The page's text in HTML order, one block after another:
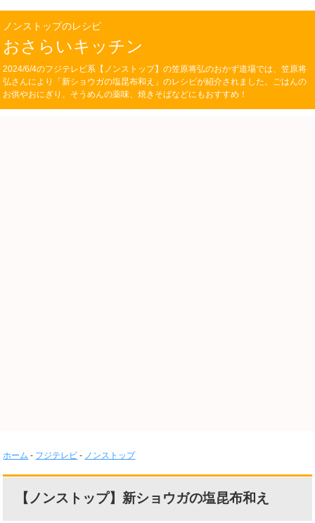
ノンストップのレシピ
おさらいキッチン
2024/6/4のフジテレビ系【ノンストップ】の笠原将弘のおかず道場では、笠原将
弘さんにより「新ショウガの塩昆布和え」のレシピが紹介されました。ごはんの
お供やおにぎり、そうめんの薬味、焼きそばなどにもおすすめ！
ホーム - フジテレビ - ノンストップ
【ノンストップ】新ショウガの塩昆布和え